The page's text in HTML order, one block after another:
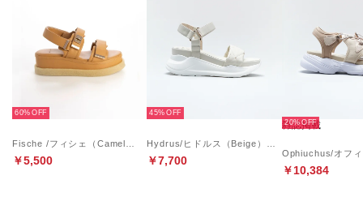
60%
￥5,500
45%
￥7,700
雑誌掲載
20%
￥10,384